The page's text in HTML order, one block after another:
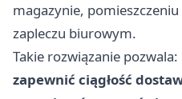
magazynie,
zapleczu biurowym.
Takie rozwiązanie pozwala:
zapewnić ciągłość